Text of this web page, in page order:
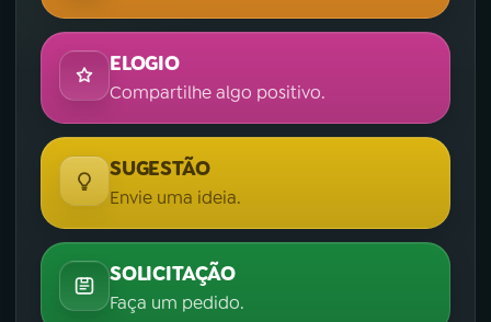
ELOGIO
Compartilhe algo positivo.
SUGESTÃO
Envie uma ideia.
SOLICITAÇÃO
Faça um pedido.